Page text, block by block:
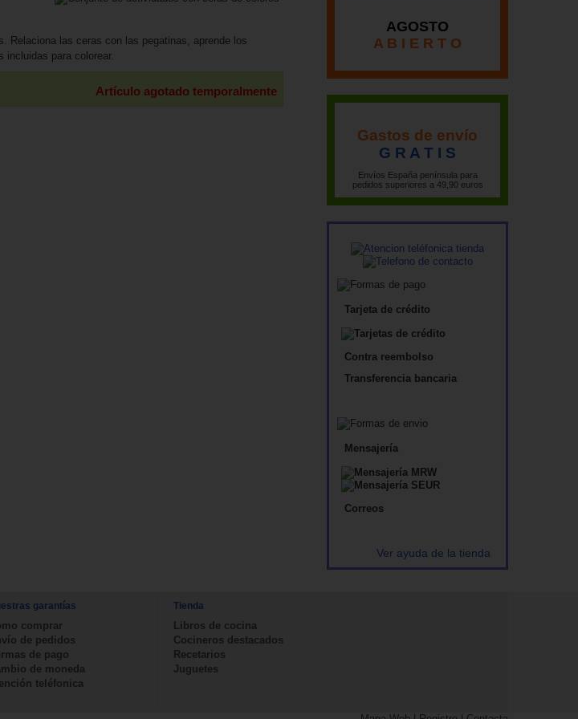
Relaciona las ceras con las pegatinas, aprende los
para colorear.
Artículo agotado temporalmente
AGOSTO
A B I E R T O
Gastos de envío
G R A T I S
Envíos España península para
pedidos superiores a 49,90 euros
Tarjeta de crédito
Contra reembolso
Transferencia bancaria
Mensajería
Correos
Ver ayuda de la tienda
garantías
comprar
de pedidos
de pago
de moneda
teléfonica
Tienda
Libros de cocina
Cocineros destacados
Recetarios
Juguetes